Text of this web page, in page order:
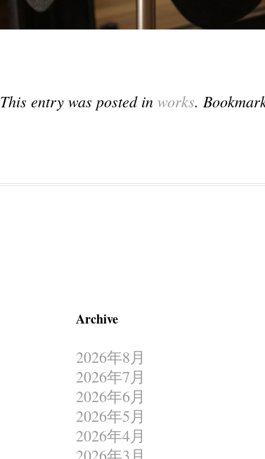
This entry was posted in works.
Archive
2026年8月
2026年7月
2026年6月
2026年5月
2026年4月